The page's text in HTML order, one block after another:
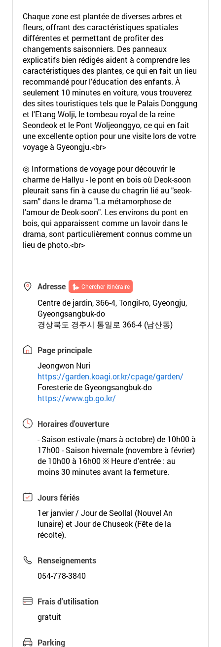
Chaque zone est plantée de diverses arbres et
fleurs, offrant des caractéristiques spatiales
différentes et permettant de profiter des
changements saisonniers. Des panneaux
explicatifs bien rédigés aident à comprendre les
caractéristiques des plantes, ce qui en fait un lieu
recommandé pour l'éducation des enfants. À
seulement 10 minutes en voiture, vous trouverez
des sites touristiques tels que le Palais Donggung
et l'Etang Wolji, le tombeau royal de la reine
Seondeok et le Pont Woljeonggyo, ce qui en fait
une excellente option pour une visite lors de votre
voyage à Gyeongju.<br>
◎ Informations de voyage pour découvrir le
charme de Hallyu - le pont en bois où Deok-soon
pleurait sans fin à cause du chagrin lié au "seok-
sam" dans le drama "La métamorphose de
l'amour de Deok-soon". Les environs du pont en
bois, qui apparaissent comme un lavoir dans le
drama, sont particulièrement connus comme un
lieu de photo.<br>
Adresse Chercher itinéraire
Centre de jardin, 366-4, Tongil-ro, Gyeongju,
Gyeongsangbuk-do
경상북도 경주시 통일로 366-4 (남산동)
Page principale
Jeongwon Nuri
https://garden.koagi.or.kr/cpage/garden/
Foresterie de Gyeongsangbuk-do
https://www.gb.go.kr/
Horaires d'ouverture
- Saison estivale (mars à octobre) de 10h00 à
17h00 - Saison hivernale (novembre à février)
de 10h00 à 16h00 ※ Heure d'entrée : au
moins 30 minutes avant la fermeture.
Jours fériés
1er janvier / Jour de Seollal (Nouvel An
lunaire) et Jour de Chuseok (Fête de la
récolte).
Renseignements
054-778-3840
Frais d'utilisation
gratuit
Parking